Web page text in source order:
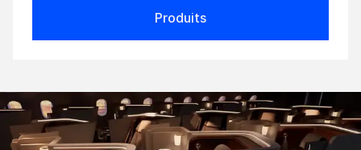
Produits